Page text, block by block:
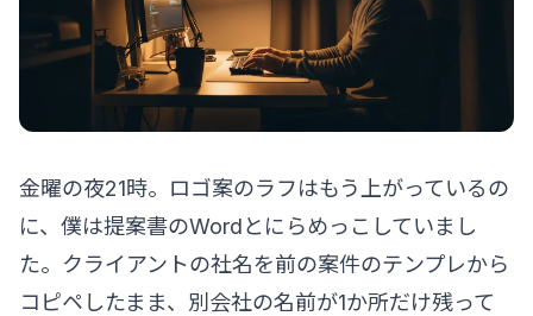
金曜の夜21時。ロゴ案のラフはもう上がっているの
に、僕は提案書のWordとにらめっこしていまし
た。クライアントの社名を前の案件のテンプレから
コピペしたまま、別会社の名前が1か所だけ残って